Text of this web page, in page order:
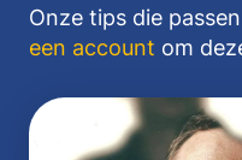
Onze tips die
een account om